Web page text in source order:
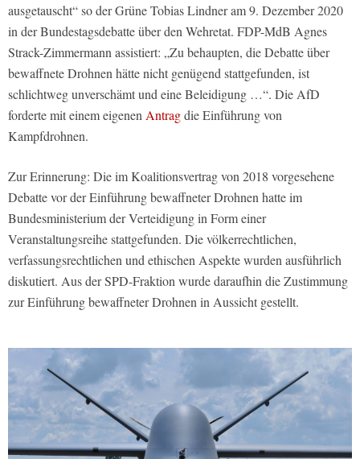
ausgetauscht“ so der Grüne Tobias Lindner am 9. Dezember 2020
in der Bundestagsdebatte über den Wehretat. FDP-MdB Agnes
Strack-Zimmermann assistiert: „Zu behaupten, die Debatte über
bewaffnete Drohnen hätte nicht genügend stattgefunden, ist
schlichtweg unverschämt und eine Beleidigung …“. Die AfD
forderte mit einem eigenen Antragdie Einführung von
Kampfdrohnen.
Zur Erinnerung: Die im Koalitionsvertrag von 2018 vorgesehene
Debatte vor der Einführung bewaffneter Drohnen hatte im
Bundesministerium der Verteidigung in Form einer
Veranstaltungsreihe stattgefunden. Die völkerrechtlichen,
verfassungsrechtlichen und ethischen Aspekte wurden ausführlich
diskutiert. Aus der SPD-Fraktion wurde daraufhin die Zustimmung
zur Einführung bewaffneter Drohnen in Aussicht gestellt.